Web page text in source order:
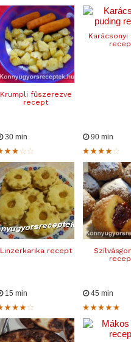
Krumpli fűszerezve
recept
Karácsonyi
30 min
Linzerkarika recept
90 min
15 min 45 min